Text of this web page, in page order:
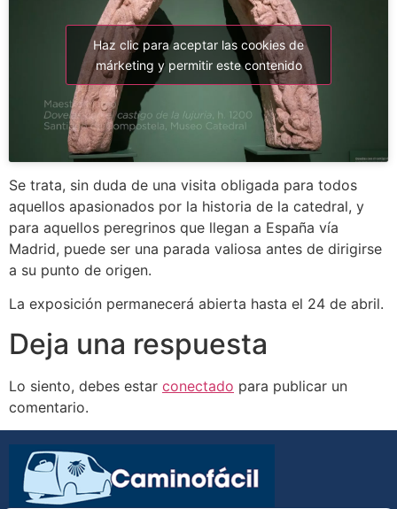
Haz clic para aceptar las cookies de
márketing y permitir este contenido
Se trata, sin duda de una visita obligada para todos
aquellos apasionados por la historia de la catedral, y
para aquellos peregrinos que llegan a España vía
Madrid, puede ser una parada valiosa antes de dirigirse
a su punto de origen.
La exposición permanecerá abierta hasta el 24 de abril.
Deja una respuesta
Lo siento, debes estar conectado para publicar un
comentario.